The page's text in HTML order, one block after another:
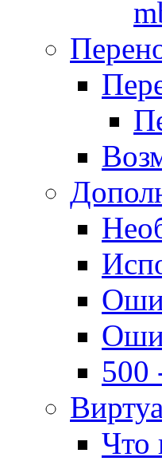
500
Что